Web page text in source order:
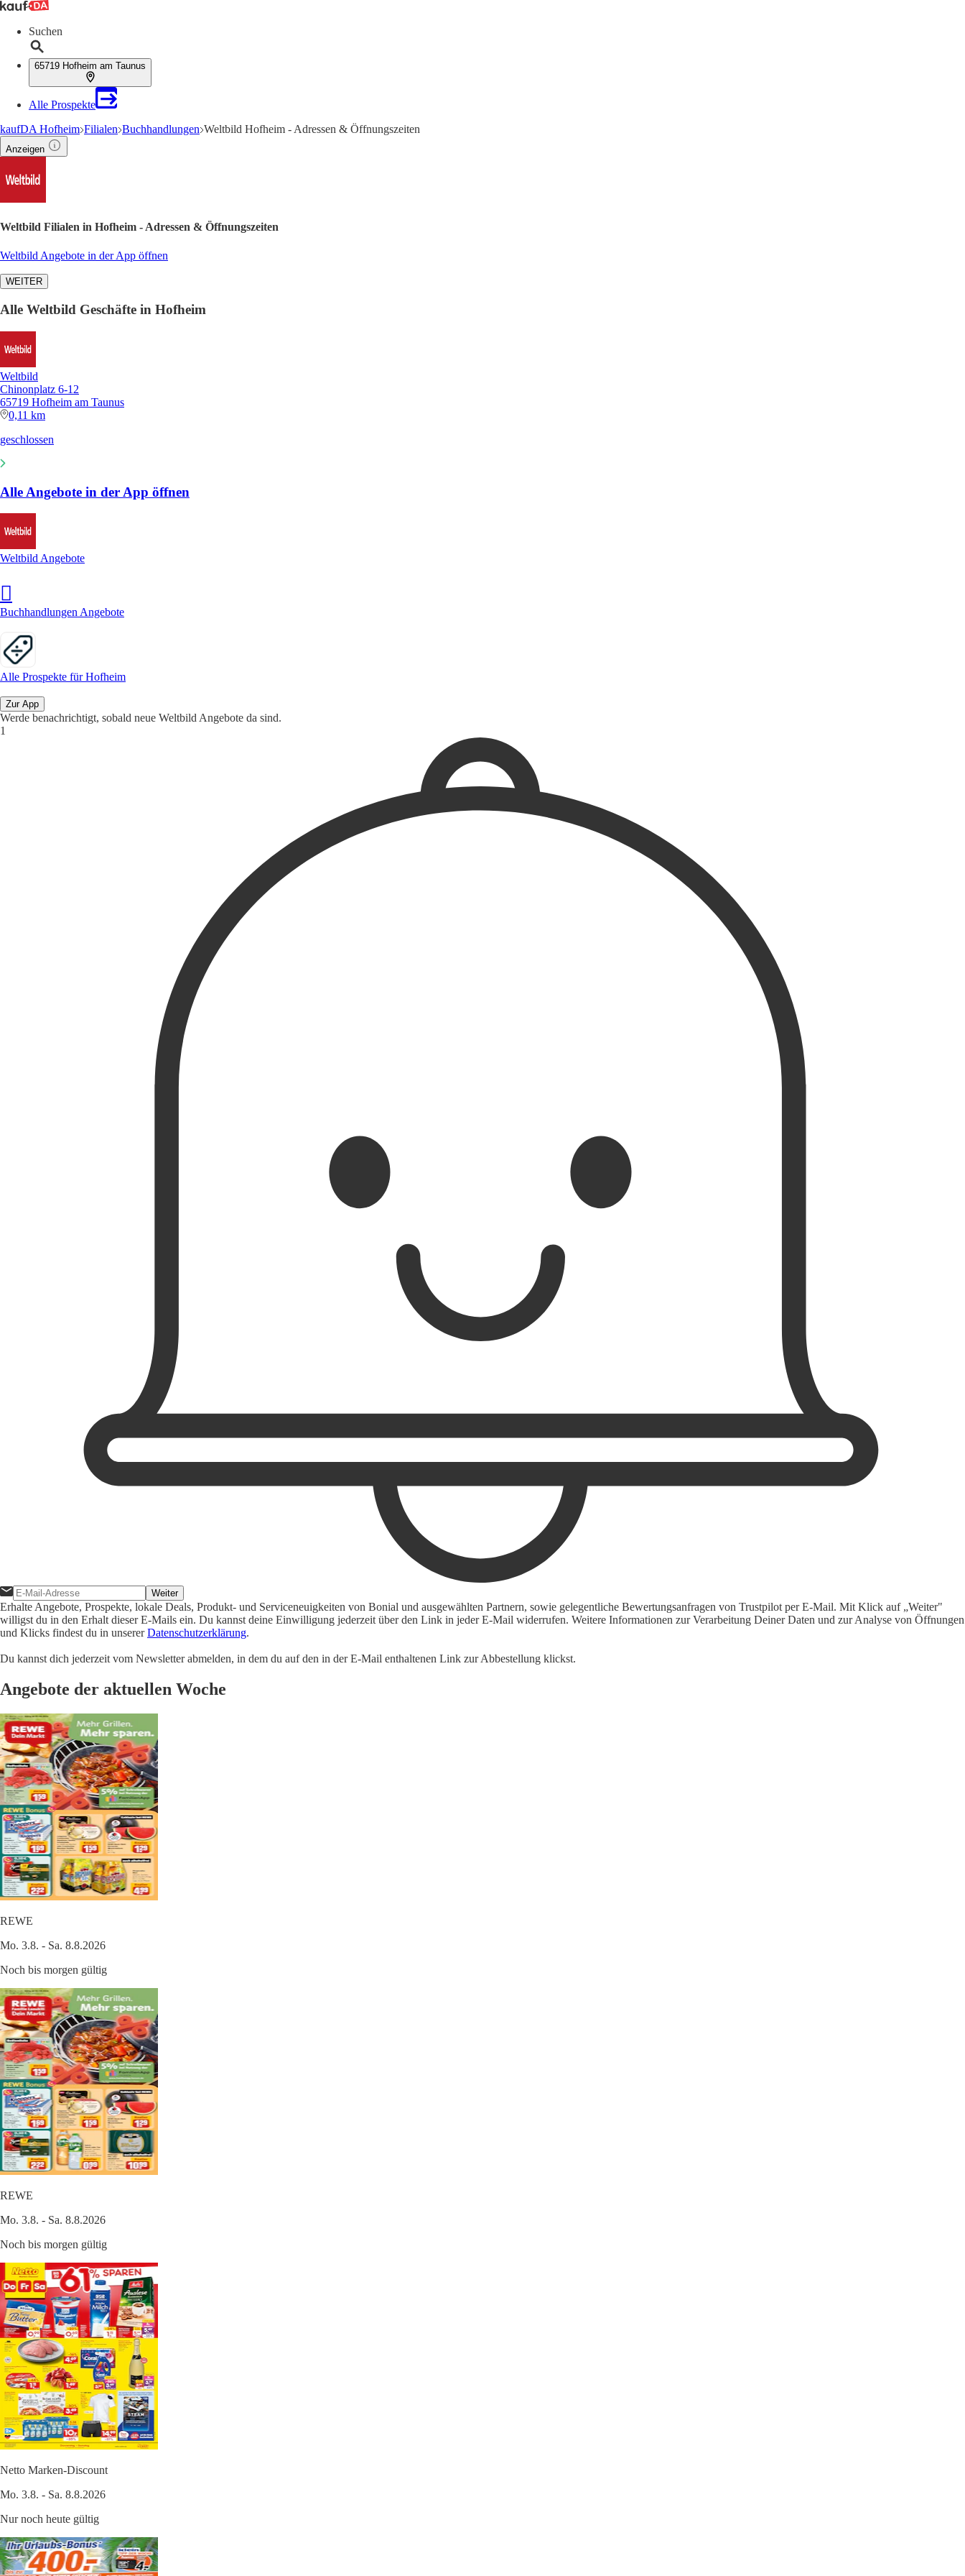
Suchen
65719 Hofheim am Taunus
Alle Prospekte
kaufDA Hofheim Filialen Buchhandlungen Weltbild Hofheim - Adressen & Öffnungszeiten
Anzeigen
Weltbild Filialen in Hofheim - Adressen & Öffnungszeiten
Weltbild Angebote in der App öffnen
WEITER
Alle Weltbild Geschäfte in Hofheim
Weltbild
Chinonplatz 6-12
65719 Hofheim am Taunus
0,11 km
geschlossen
Alle Angebote in der App öffnen
Weltbild Angebote
Buchhandlungen Angebote
Alle Prospekte für Hofheim
Zur App
Werde benachrichtigt, sobald neue Weltbild Angebote da sind.
1
Weiter
Erhalte Angebote, Prospekte, lokale Deals, Produkt- und Serviceneuigkeiten von Bonial und ausgewählten Partnern, sowie gelegentliche Bewertungsanfragen von Trustpilot per E-Mail. Mit Klick auf „Weiter"
willigst du in den Erhalt dieser E-Mails ein. Du kannst deine Einwilligung jederzeit über den Link in jeder E-Mail widerrufen. Weitere Informationen zur Verarbeitung Deiner Daten und zur Analyse von Öffnungen
und Klicks findest du in unsererDatenschutzerklärung.
Du kannst dich jederzeit vom Newsletter abmelden, in dem du auf den in der E-Mail enthaltenen Link zur Abbestellung klickst.
Angebote der aktuellen Woche
REWE
Mo. 3.8. - Sa. 8.8.2026
Noch bis morgen gültig
REWE
Mo. 3.8. - Sa. 8.8.2026
Noch bis morgen gültig
Netto Marken-Discount
Mo. 3.8. - Sa. 8.8.2026
Nur noch heute gültig